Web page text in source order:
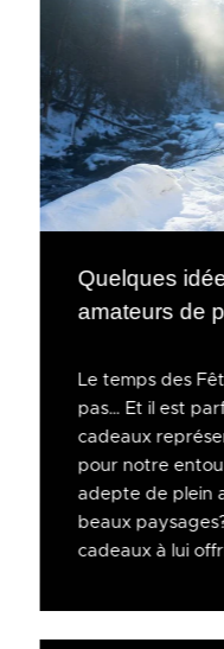
Quelques
amateurs de
Le temps des
pas… Et il est
cadeaux
pour notre
adepte de plein
beaux
cadeaux à lui